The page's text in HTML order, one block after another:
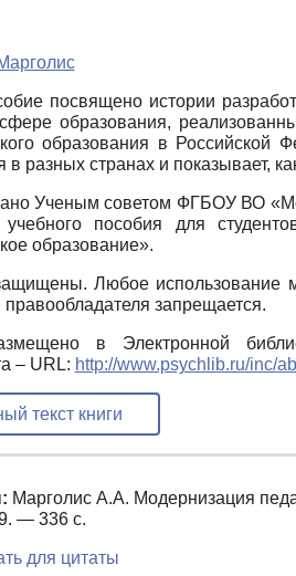
посвящено истории
образования,
образования в Российской
в разных странах и показывает,
Ученым советом ФГБОУ ВО
учебного пособия для
образование».
Любое использование
запрещается.
в Электронной
– URL: http://www.psychlib.ru/inc/
текст книги
Марголис А.А. Модернизация
— 336 с.
для цитаты